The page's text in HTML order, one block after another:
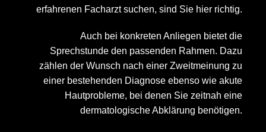
erfahrenen Facharzt suchen, sind Sie hier richtig.
Auch bei konkreten Anliegen bietet die
Sprechstunde den passenden Rahmen. Dazu
zählen der Wunsch nach einer Zweitmeinung zu
einer bestehenden Diagnose ebenso wie akute
Hautprobleme, bei denen Sie zeitnah eine
dermatologische Abklärung benötigen.